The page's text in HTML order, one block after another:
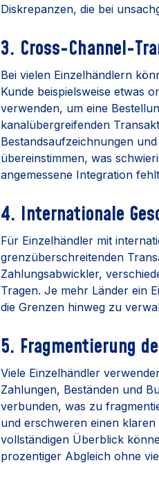
Diskrepanzen, die bei
3. Cross-Channel-
Bei vielen Einzelhändlern
Kunde beispielsweise etwas
verwenden, um eine
kanalübergreifenden
Bestandsaufzeichnungen
übereinstimmen, was
angemessene Integration
4. Internationale
Für Einzelhändler mit
grenzüberschreitenden
Zahlungsabwickler,
Tragen. Je mehr Länder ein
die Grenzen hinweg zu
5. Fragmentierung
Viele Einzelhändler
Zahlungen, Beständen und
verbunden, was zu
und erschweren einen
vollständigen Überblick
prozentiger Abgleich ohne